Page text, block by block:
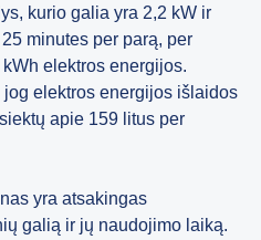
kurio galia yra 2,2 kW ir
minutes per parą, per
elektros energijos.
elektros energijos išlaidos
apie 159 litus per
yra atsakingas
galią ir jų naudojimo laiką.